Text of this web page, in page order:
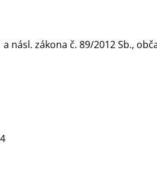
a násl. zákona č. 89/2012 Sb.,